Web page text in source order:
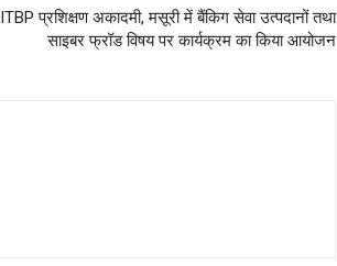
ITBP प्रशिक्षण अकादमी, मसूरी में बैंकिग सेवा उत्पदानों तथा
साइबर फ्रॉड विषय पर कार्यक्रम का किया आयोजन